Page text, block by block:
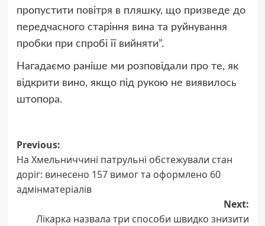
пропустити повітря в пляшку, що призведе до
передчасного старіння вина та руйнування
пробки при спробі її вийняти”.
Нагадаємо раніше ми розповідали про те, як
відкрити вино, якщо під рукою не виявилось
штопора.
Post
navigation
Previous:
На Хмельниччині патрульні обстежували стан
доріг: винесено 157 вимог та оформлено 60
адмінматеріалів
Next:
Лікарка назвала три способи швидко знизити